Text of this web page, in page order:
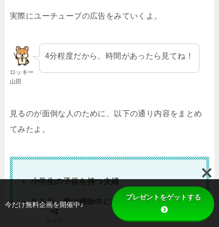
実際にユーチューブの広告をみていくよ。
ロッキー
山田
4分程度だから、時間があったら見てね！
見るのが面倒な人のために、以下の通り内容をまとめ
てみたよ。
小学生の子供を持つ夫婦
ある日、妻は掃除中に夫のパソコンを盗み見て
しまう。
シェア TOPへ
今だけ無料企画を開催中♪
プレゼントをゲットする